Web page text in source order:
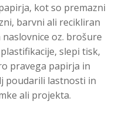
kot so premazni
barvni ali recikliran
oz. brošure
slepi tisk,
pravega papirja in
poudarili lastnosti in
ali projekta.